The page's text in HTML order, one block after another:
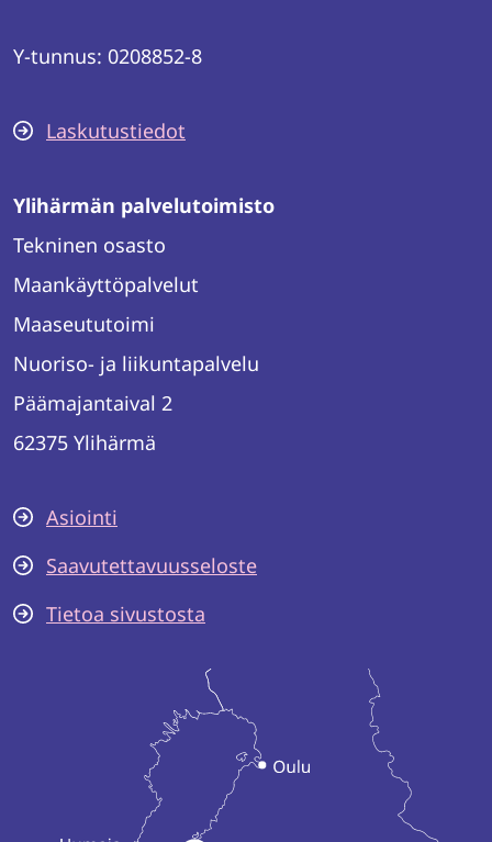
Y-tunnus: 0208852-8
Laskutustiedot
Ylihärmän palvelutoimisto
Tekninen osasto
Maankäyttöpalvelut
Maaseututoimi
Nuoriso- ja liikuntapalvelu
Päämajantaival 2
62375 Ylihärmä
Asiointi
Saavutettavuusseloste
Tietoa sivustosta